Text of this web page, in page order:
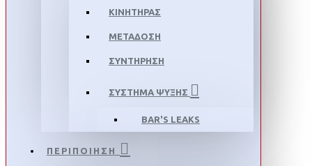
ΚΙΝΗΤΗΡΑΣ
ΜΕΤΑΔΟΣΗ
ΣΥΝΤΗΡΗΣΗ
ΣΥΣΤΗΜΑ ΨΥΞΗΣ
BAR'S LEAKS
ΠΕΡΙΠΟΙΗΣΗ